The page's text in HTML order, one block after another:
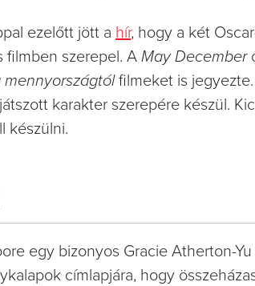
ezelőtt jött a hír, hogy a két
filmben szerepel. A May December
mennyországtólfilmeket is
karakter szerepére készül.
készülni.
egy bizonyos Gracie Atherton-
címlapjára, hogy